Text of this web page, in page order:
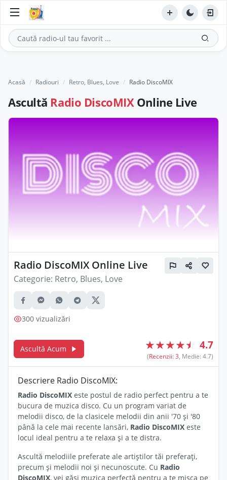
Acasă Radiouri Retro, Blues, Love Radio DiscoMIX
Ascultă Radio DiscoMIXOnline Live
Radio DiscoMIX Online Live
Categorie: Retro, Blues, Love
300 vizualizări
Ascultă Acum ★★★★☆ 4.7
(Recenzii: 3, Medie: 4.7)
Descriere Radio DiscoMIX:
Radio DiscoMIX este postul de radio perfect pentru a te
bucura de muzica disco. Cu un program variat de
melodii disco, de la clasicele melodii din anii '70 și '80
până la cele mai recente lansări, Radio DiscoMIX este
locul ideal pentru a te relaxa și a te distra.
Ascultă melodiile preferate ale artiștilor tăi preferați,
precum și melodii noi și necunoscute. Cu Radio
DiscoMIX, vei găsi muzica perfectă pentru a te mișca pe